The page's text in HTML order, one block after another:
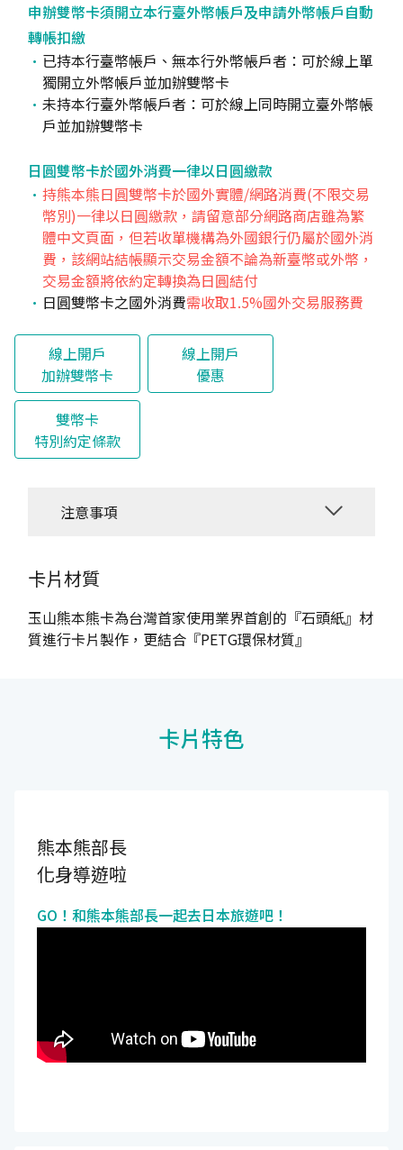
申辦雙幣卡須開立本行臺外幣帳戶及申請外幣帳戶自動
轉帳扣繳
已持本行臺幣帳戶、無本行外幣帳戶者：可於線上單
獨開立外幣帳戶並加辦雙幣卡
未持本行臺外幣帳戶者：可於線上同時開立臺外幣帳
戶並加辦雙幣卡
日圓雙幣卡於國外消費一律以日圓繳款
持熊本熊日圓雙幣卡於國外實體/網路消費(不限交易
幣別)一律以日圓繳款，請留意部分網路商店雖為繁
體中文頁面，但若收單機構為外國銀行仍屬於國外消
費，該網站結帳顯示交易金額不論為新臺幣或外幣，
交易金額將依約定轉換為日圓結付
日圓雙幣卡之國外消費需收取1.5%國外交易服務費
線上開戶
加辦雙幣卡
線上開戶
優惠
雙幣卡
特別約定條款
注意事項
卡片材質
玉山熊本熊卡為台灣首家使用業界首創的『石頭紙』材
質進行卡片製作，更結合『PETG環保材質』
卡片特色
熊本熊部長
化身導遊啦
GO！和熊本熊部長一起去日本旅遊吧！